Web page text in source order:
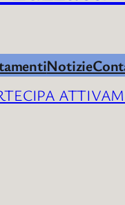
Notizie